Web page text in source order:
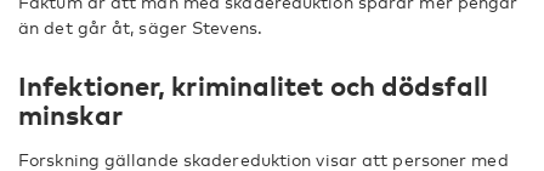
än det går åt, säger Stevens.
Infektioner, kriminalitet och dödsfall
minskar
Forskning gällande skadereduktion visar att personer med